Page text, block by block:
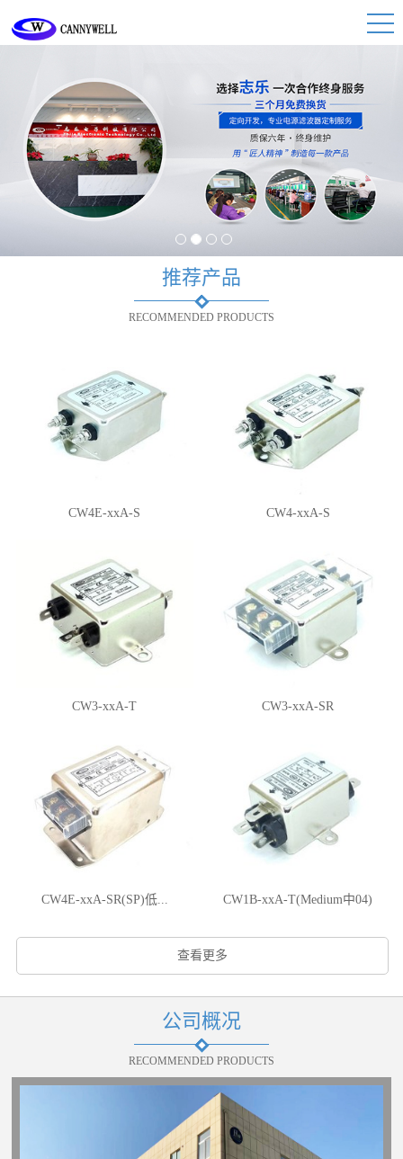
1 2 3 4
推荐产品
RECOMMENDED PRODUCTS
CW4E-xxA-S CW4-xxA-S
CW3-xxA-T CW3-xxA-SR
CW4E-xxA-SR(SP)低... CW1B-xxA-T(Medium中04)
查看更多
公司概况
RECOMMENDED PRODUCTS